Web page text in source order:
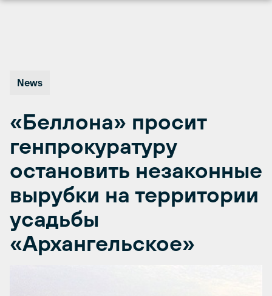
News
«Беллона» просит
генпрокуратуру
остановить незаконные
вырубки на территории
усадьбы
«Архангельское»